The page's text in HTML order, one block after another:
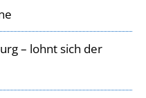
– lohnt sich der